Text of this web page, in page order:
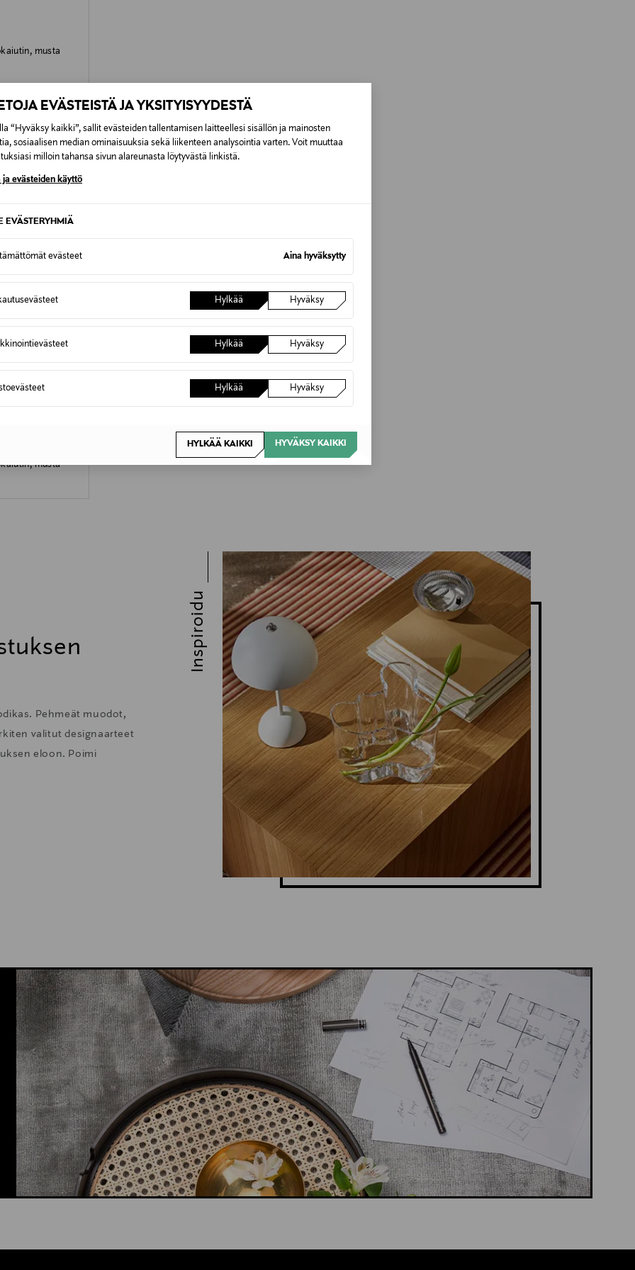
EVÄSTEISTÄ JA YKSITYISYYDESTÄ
“Hyväksy kaikki”, sallit evästeiden tallentamisen laitteellesi sisällön ja mainosten
sosiaalisen median ominaisuuksia sekä liikenteen analysointia varten. Voit muuttaa
milloin tahansa sivun alareunasta löytyvästä linkistä.
ja evästeiden käyttö
EVÄSTERYHMIÄ
evästeet Aina hyväksytty
Hylkää Hyväksy
Hylkää Hyväksy
Hylkää Hyväksy
HYLKÄÄ KAIKKI HYVÄKSY KAIKKI
musta
musta
Pehmeät muodot,
valitut designaarteet
eloon. Poimi
Inspiroidu